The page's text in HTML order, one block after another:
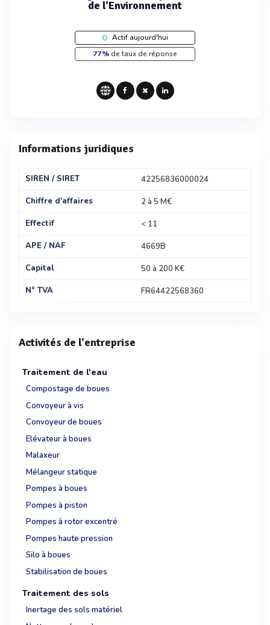
de l'Environnement
Actif aujourd'hui
77%de taux de réponse
Informations juridiques
SIREN / SIRET
42256836000024
Chiffre d'affaires
2 à 5 M€
Effectif
< 11
APE / NAF
4669B
Capital
50 à 200 K€
N° TVA
FR64422568360
Activités de l'entreprise
Traitement de l'eau
Compostage de boues
Convoyeur à vis
Convoyeur de boues
Elévateur à boues
Malaxeur
Mélangeur statique
Pompes à boues
Pompes à piston
Pompes à rotor excentré
Pompes haute pression
Silo à boues
Stabilisation de boues
Traitement des sols
Inertage des sols matériel